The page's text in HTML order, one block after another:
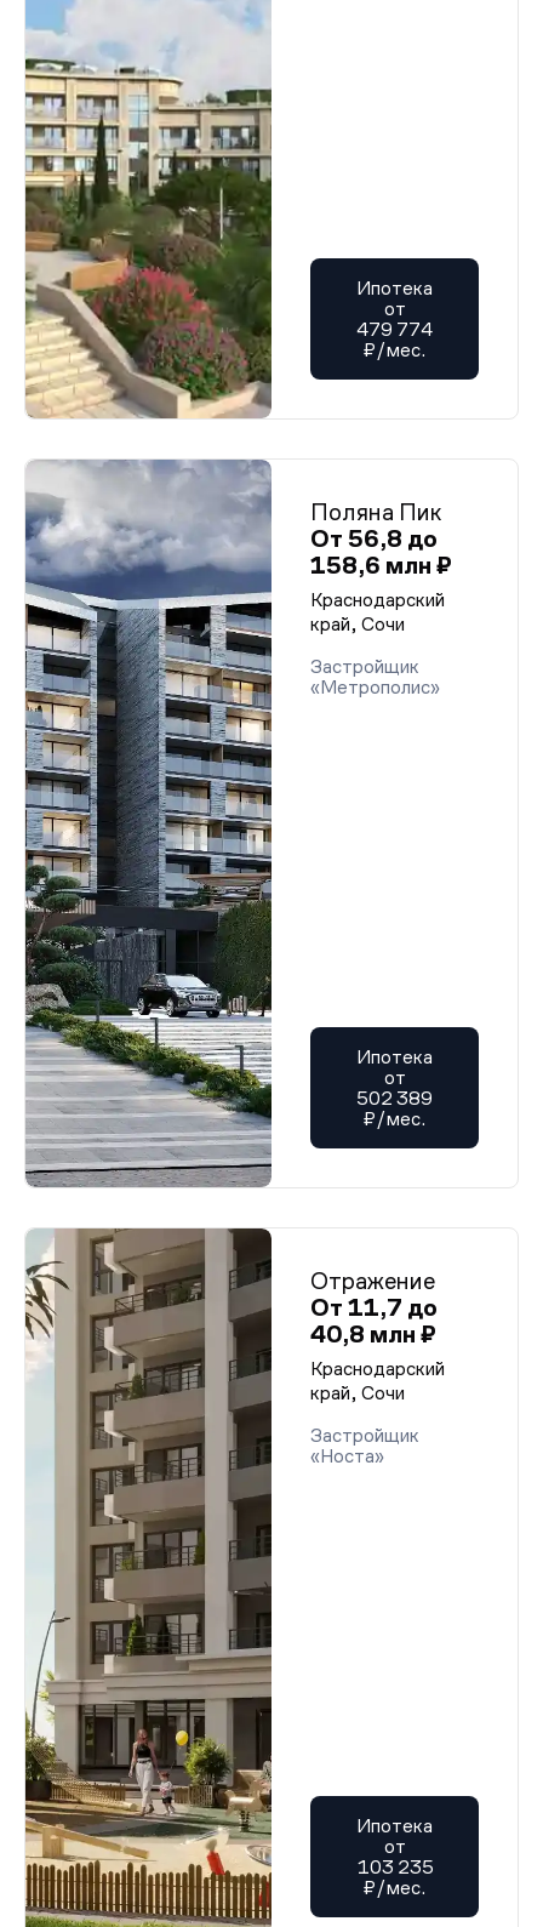
Ипотека
от
479 774
₽/мес.
Поляна Пик
От 56,8 до
158,6 млн ₽
Краснодарский
край, Сочи
Застройщик
«Метрополис»
Ипотека
от
502 389
₽/мес.
Отражение
От 11,7 до
40,8 млн ₽
Краснодарский
край, Сочи
Застройщик
«Носта»
Ипотека
от
103 235
₽/мес.